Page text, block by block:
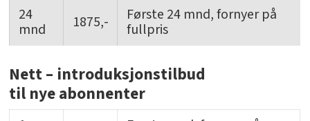
24
mnd 1875,- Første 24 mnd, fornyer på
fullpris
Nett – introduksjonstilbud
til nye abonnenter